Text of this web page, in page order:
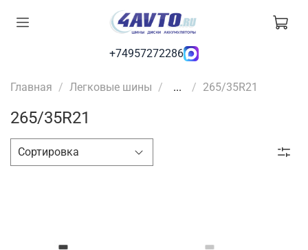
+74957272286
Главная Легковые шины ... 265/35R21
265/35R21